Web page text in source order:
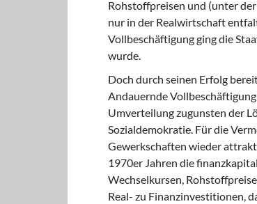
Rohstoffpreisen und (unter
nur in der Realwirtschaft
Vollbeschäftigung ging die
wurde.
Doch durch seinen Erfolg
Andauernde
Umverteilung zugunsten der
Sozialdemokratie. Für die
Gewerkschaften wieder
1970er Jahren die
Wechselkursen,
Real- zu Finanzinvestitionen,